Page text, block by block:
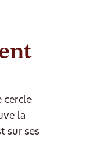
cercle
la
sur ses